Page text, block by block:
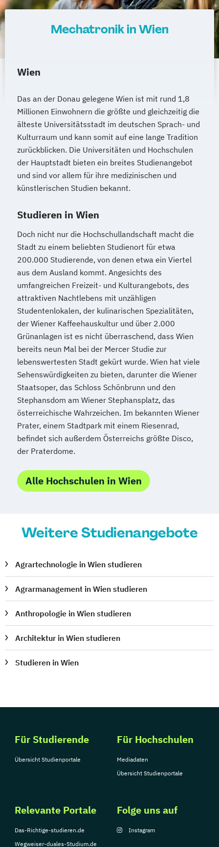
Mechatronik in Wien
Wien
Das an der Donau gelegene Wien ist mit rund 1,8
Millionen Einwohnern die größte und gleichzeitig die
älteste Universitätsstadt im deutschen Sprach- und
Kulturraum und kann somit auf eine lange Tradition
zurückblicken. Die Universitäten und Hochschulen
der Hauptstadt bieten ein breites Studienangebot
und sind vor allem für ihre medizinischen und
künstlerischen Studien bekannt.
Studieren in Wien
Doch nicht nur die Hochschullandschaft macht die
Stadt zu einem beliebten Studienort für etwa
200.000 Studierende, von denen etwa ein Viertel
aus dem Ausland kommt. Angesichts des
umfangreichen Freizeit- und Kulturangebots, des
attraktiven Nachtlebens mit unzähligen
Studentenlokalen, der kulinarischen Spezialitäten,
der Wiener Kaffeehauskultur und über 2.000
Grünanlagen ist es nicht überraschend, dass Wien
bereits neun Mal bei der Mercer Studie zur
lebenswertesten Stadt gekürt wurde. Wien hat viele
Sehenswürdigkeiten zu bieten, darunter die Wiener
Staatsoper, das Schloss Schönbrunn und den
Stephansdom am Wiener Stephansplatz, das
österreichische Wahrzeichen. Im bekannten Wiener
Prater, einem Stadtpark mit einem Riesenrad,
befindet sich außerdem Österreichs größte Disco,
der Praterdome.
Alle Hochschulen in Wien
Weitere Studienangebote
Agrartechnologie in Wien studieren
Agrarmanagement in Wien studieren
Anthropologie in Wien studieren
Architektur in Wien studieren
Studieren in Wien
Für Studierende
Übersicht Studienportale
Für Hochschulen
Mediadaten
Übersicht Studienportale
Relevante Portale
Das-Richtige-studieren.de
Wegweiser-duales-Studium.de
Folge uns auf
Instagram